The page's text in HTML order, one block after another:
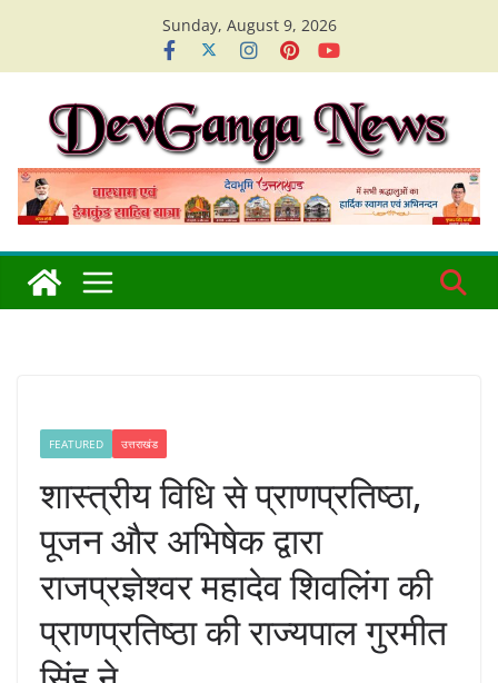
content
Sunday, August 9, 2026
FEATURED उत्तराखंड
शास्त्रीय विधि से प्राणप्रतिष्ठा,
पूजन और अभिषेक द्वारा
राजप्रज्ञेश्वर महादेव शिवलिंग की
प्राणप्रतिष्ठा की राज्यपाल गुरमीत